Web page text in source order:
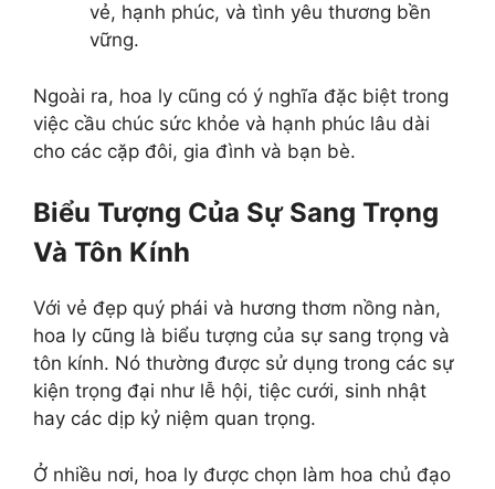
vẻ, hạnh phúc, và tình yêu thương bền
vững.
Ngoài ra, hoa ly cũng có ý nghĩa đặc biệt trong
việc cầu chúc sức khỏe và hạnh phúc lâu dài
cho các cặp đôi, gia đình và bạn bè.
Biểu Tượng Của Sự Sang Trọng
Và Tôn Kính
Với vẻ đẹp quý phái và hương thơm nồng nàn,
hoa ly cũng là biểu tượng của sự sang trọng và
tôn kính. Nó thường được sử dụng trong các sự
kiện trọng đại như lễ hội, tiệc cưới, sinh nhật
hay các dịp kỷ niệm quan trọng.
Ở nhiều nơi, hoa ly được chọn làm hoa chủ đạo